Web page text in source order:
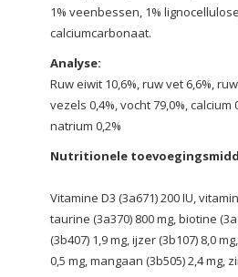
1% veenbessen, 1%
calciumcarbonaat.
Analyse:
Ruw eiwit 10,6%, ruw vet 6,6%,
vezels 0,4%, vocht 79,0%, calcium
natrium 0,2%
Nutritionele
Vitamine D3 (3a671) 200 IU,
taurine (3a370) 800 mg, biotine
(3b407) 1,9 mg, ijzer (3b107) 8,0
0,5 mg, mangaan (3b505) 2,4 mg,